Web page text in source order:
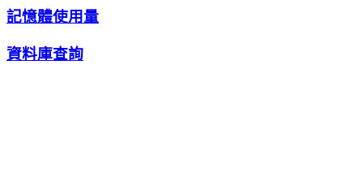
記憶體使用量
資料庫查詢